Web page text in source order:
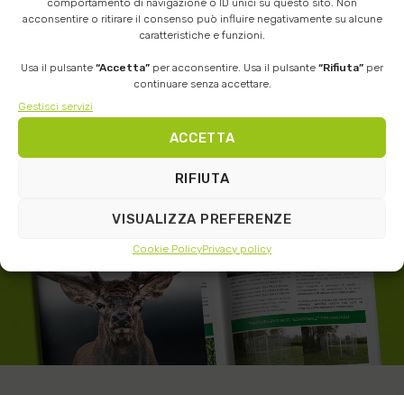
comportamento di navigazione o ID unici su questo sito. Non
acconsentire o ritirare il consenso può influire negativamente su alcune
caratteristiche e funzioni.
Usa il pulsante “Accetta” per acconsentire. Usa il pulsante “Rifiuta” per
continuare senza accettare.
Gestisci servizi
ACCETTA
RIFIUTA
VISUALIZZA PREFERENZE
Cookie PolicyPrivacy policy
RICHIEDI QUI ILCATALOGO
PRODOTTI IN PDF